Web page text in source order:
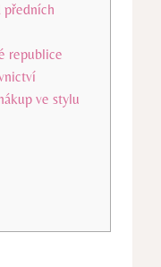
předních
republice
ve stylu